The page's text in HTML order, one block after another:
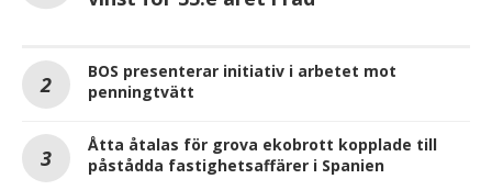
BOS presenterar initiativ i arbetet mot
penningtvätt
Åtta åtalas för grova ekobrott kopplade till
påstådda fastighetsaffärer i Spanien